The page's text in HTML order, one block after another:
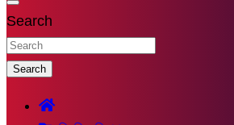
Search
Search